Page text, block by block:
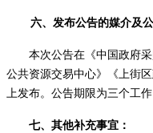
六、发布公告的媒介及
本次公告在《中国政府
公共资源交易中心》《上街
上发布。公告期限为三个工作
七、其他补充事宜：